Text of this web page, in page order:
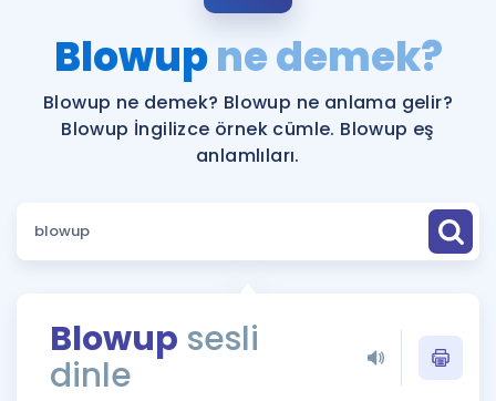
Şifremi Hatırlamıyorum
ÜYE DEĞİLİM
Katılımcı Görüşleri
Faydalı Araçlar
Sözlük
Rehberlik Aracı
ÖSYM Sınav Takvimi
Hakkımızda
Blowupne demek?
Blowup ne demek? Blowup ne anlama gelir?
Blowup İngilizce örnek cümle. Blowup eş
anlamlıları.
Blowup sesli
dinle